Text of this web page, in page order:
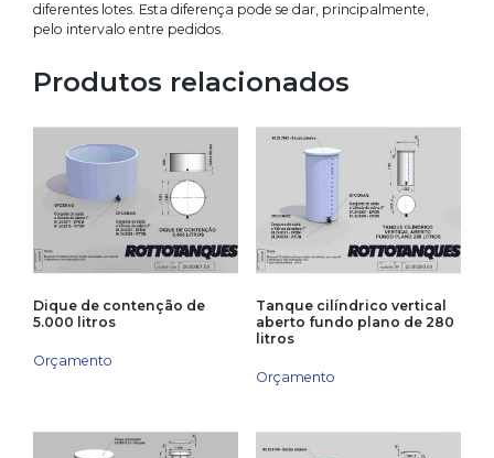
diferentes lotes. Esta diferença pode se dar, principalmente,
pelo intervalo entre pedidos.
Produtos relacionados
Dique de contenção de
5.000 litros
Orçamento
Tanque cilíndrico vertical
aberto fundo plano de 280
litros
Orçamento